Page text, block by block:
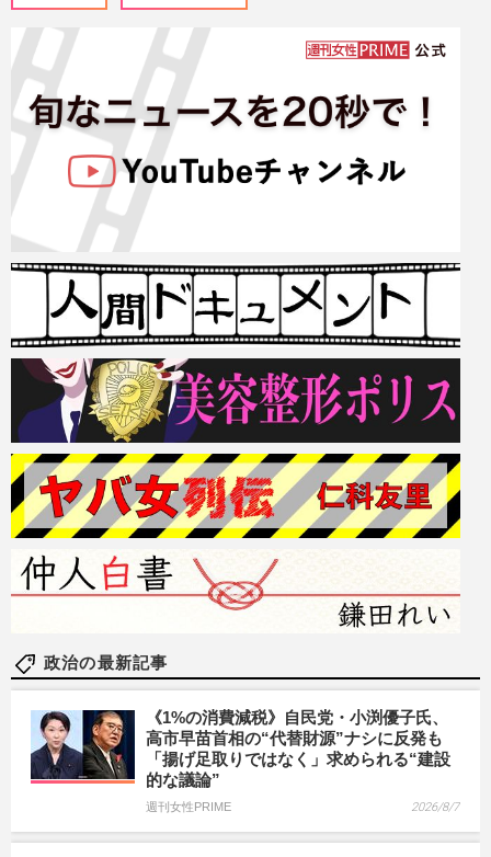
政治の最新記事
《1%の消費減税》自民党・小渕優子氏、
高市早苗首相の“代替財源”ナシに反発も
「揚げ足取りではなく」求められる“建設
的な議論”
週刊女性PRIME 2026/8/7